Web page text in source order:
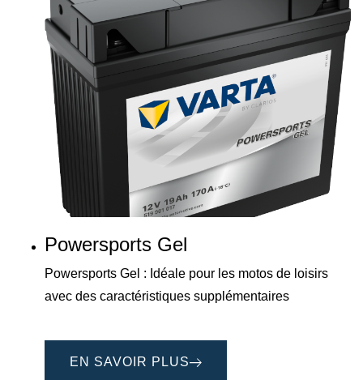
Powersports Gel
Powersports Gel : Idéale pour les motos de loisirs
avec des caractéristiques supplémentaires
EN SAVOIR PLUS